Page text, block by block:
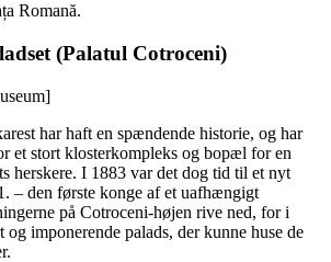
Romană.
(Palatul Cotroceni)
har haft en spændende historie, og har
et stort klosterkompleks og bopæl for en
herskere. I 1883 var det dog tid til et nyt
– den første konge af et uafhængigt
på Cotroceni-højen rive ned, for i
og imponerende palads, der kunne huse de